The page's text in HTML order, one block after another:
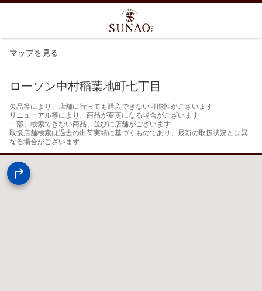
マップを見る
ローソン中村稲葉地町七丁目
欠品等により、店舗に行っても購入できない可能性がございます
リニューアル等により、商品が変更になる場合がございます
一部、検索できない商品、並びに店舗がございます
取扱店舗検索は過去の出荷実績に基づくものであり、最新の取扱状況とは異
なる場合がございます